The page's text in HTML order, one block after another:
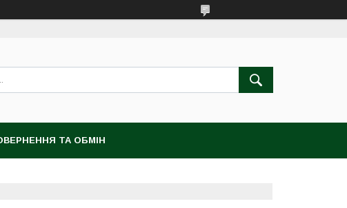
ТА ОБМІН